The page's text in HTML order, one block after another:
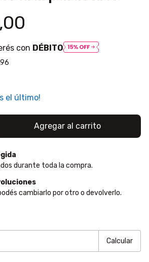
con DÉBITO
el último!
durante toda la compra.
cambiarlo por otro o devolverlo.
Calcular